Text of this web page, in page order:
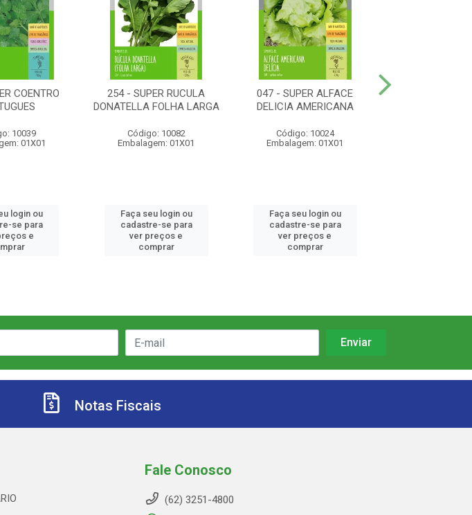
COENTRO
10039
01X01
login ou
se para
e
254 - SUPER RUCULA
DONATELLA FOLHA LARGA
Código: 10082
Embalagem: 01X01
Faça seu login ou
cadastre-se para
ver preços e
comprar
047 - SUPER ALFACE
DELICIA AMERICANA
Código: 10024
Embalagem: 01X01
Faça seu login ou
cadastre-se para
ver preços e
comprar
Notas Fiscais
Fale Conosco
(62) 3251-4800